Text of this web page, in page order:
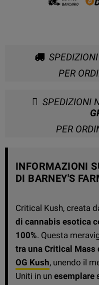
SPEDIZIONI
PER
SPEDIZIONI
PER
INFORMAZIONI
DI BARNEY'S
Critical Kush, creata
di cannabis esotica
100%. Questa
tra una Critical
OG Kush, unendo il
Uniti in un esemplare